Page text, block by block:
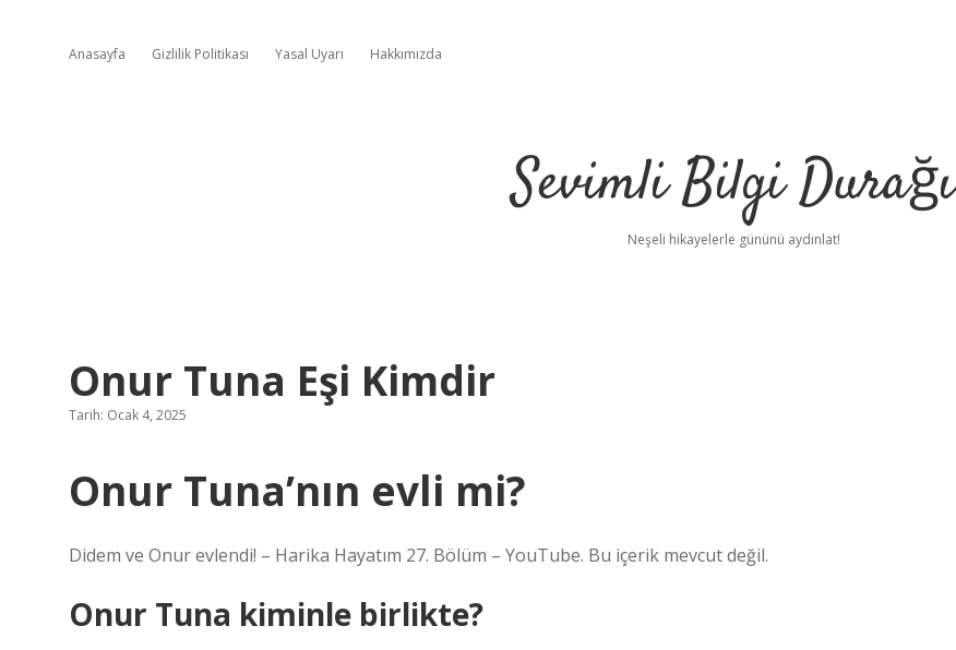
Anasayfa Gizlilik Politikası Yasal Uyarı Hakkımızda
Sevimli Bilgi Durağı
Neşeli hikayelerle gününü aydınlat!
Onur Tuna Eşi Kimdir
Tarih: Ocak 4, 2025
Onur Tuna’nın evli mi?
Didem ve Onur evlendi! – Harika Hayatım 27. Bölüm – YouTube. Bu içerik mevcut değil.
Onur Tuna kiminle birlikte?